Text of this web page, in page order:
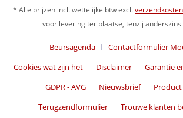
* Alle prijzen incl. wettelijke btw excl.verzendkosten
voor levering ter plaatse, tenzij
Beursagenda
Contactformulier
Cookies wat zijn het
Disclaimer
Garantie
GDPR - AVG
Nieuwsbrief
Terugzendformulier
Trouwe klanten